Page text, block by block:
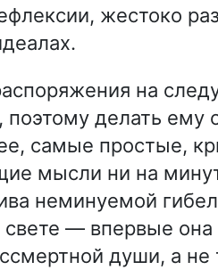
жестоко
на
делать ему
самые простые,
мысли ни на
неминуемой
— впервые она
души, а не